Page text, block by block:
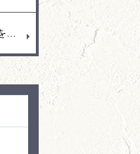
屋根塗装の場合はある程度材料をまとめて練り合わせる（2液型塗料）ので、材料の効果反応を少しでも抑えるために材料は日陰に置くなど保管場所も考えて作業しています。